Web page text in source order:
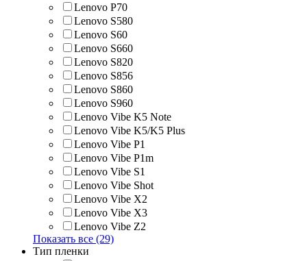
Lenovo P70
Lenovo S580
Lenovo S60
Lenovo S660
Lenovo S820
Lenovo S856
Lenovo S860
Lenovo S960
Lenovo Vibe K5 Note
Lenovo Vibe K5/K5 Plus
Lenovo Vibe P1
Lenovo Vibe P1m
Lenovo Vibe S1
Lenovo Vibe Shot
Lenovo Vibe X2
Lenovo Vibe X3
Lenovo Vibe Z2
Показать все (29)
Тип пленки